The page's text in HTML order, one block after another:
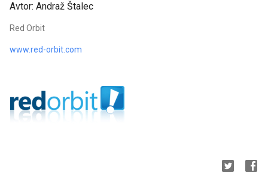
Avtor: Andraž Štalec
Red Orbit
www.red-orbit.com